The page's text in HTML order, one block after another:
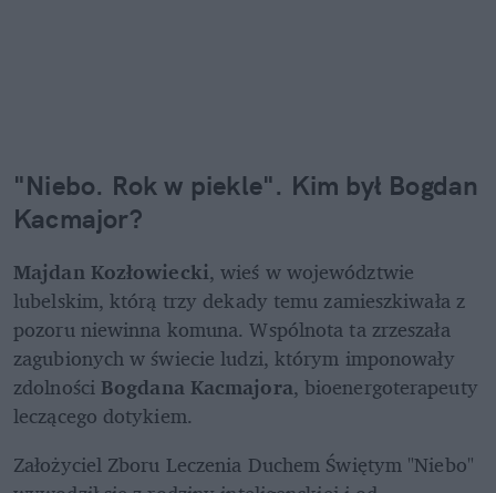
"Niebo. Rok w piekle". Kim był Bogdan
Kacmajor?
Majdan Kozłowiecki, wieś w województwie
lubelskim, którą trzy dekady temu zamieszkiwała z
pozoru niewinna komuna. Wspólnota ta zrzeszała
zagubionych w świecie ludzi, którym imponowały
zdolności Bogdana Kacmajora, bioenergoterapeuty
leczącego dotykiem.
Założyciel Zboru Leczenia Duchem Świętym "Niebo"